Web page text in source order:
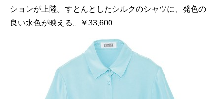
ションが上陸。すとんとしたシルクのシャツに、発色の
良い水色が映える。￥33,600